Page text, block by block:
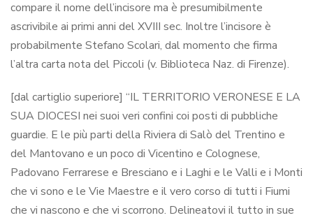
compare il nome dell’incisore ma è presumibilmente
ascrivibile ai primi anni del XVIII sec. Inoltre l’incisore è
probabilmente Stefano Scolari, dal momento che firma
l’altra carta nota del Piccoli (v. Biblioteca Naz. di Firenze).
[dal cartiglio superiore] “IL TERRITORIO VERONESE E LA
SUA DIOCESI nei suoi veri confini coi posti di pubbliche
guardie. E le più parti della Riviera di Salò del Trentino e
del Mantovano e un poco di Vicentino e Colognese,
Padovano Ferrarese e Bresciano e i Laghi e le Valli e i Monti
che vi sono e le Vie Maestre e il vero corso di tutti i Fiumi
che vi nascono e che vi scorrono. Delineatovi il tutto in sue